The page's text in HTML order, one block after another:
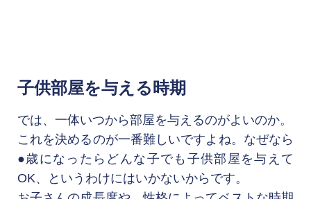
子供部屋を与える時期
では、一体いつから部屋を与えるのがよいのか。
これを決めるのが一番難しいですよね。なぜなら
●歳になったらどんな子でも子供部屋を与えて
OK、というわけにはいかないからです。